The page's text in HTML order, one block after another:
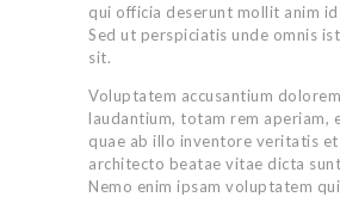
qui officia deserunt mollit anim
Sed ut perspiciatis unde omnis
sit.
Voluptatem accusantium
laudantium, totam rem aperiam,
quae ab illo inventore veritatis et
architecto beatae vitae dicta
Nemo enim ipsam voluptatem